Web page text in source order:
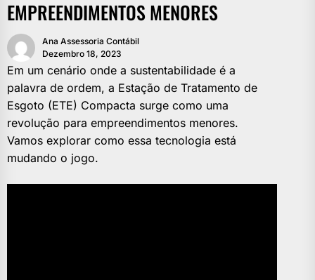
EMPREENDIMENTOS MENORES
Ana Assessoria Contábil
Dezembro 18, 2023
Em um cenário onde a sustentabilidade é a
palavra de ordem, a Estação de Tratamento de
Esgoto (ETE) Compacta surge como uma
revolução para empreendimentos menores.
Vamos explorar como essa tecnologia está
mudando o jogo.